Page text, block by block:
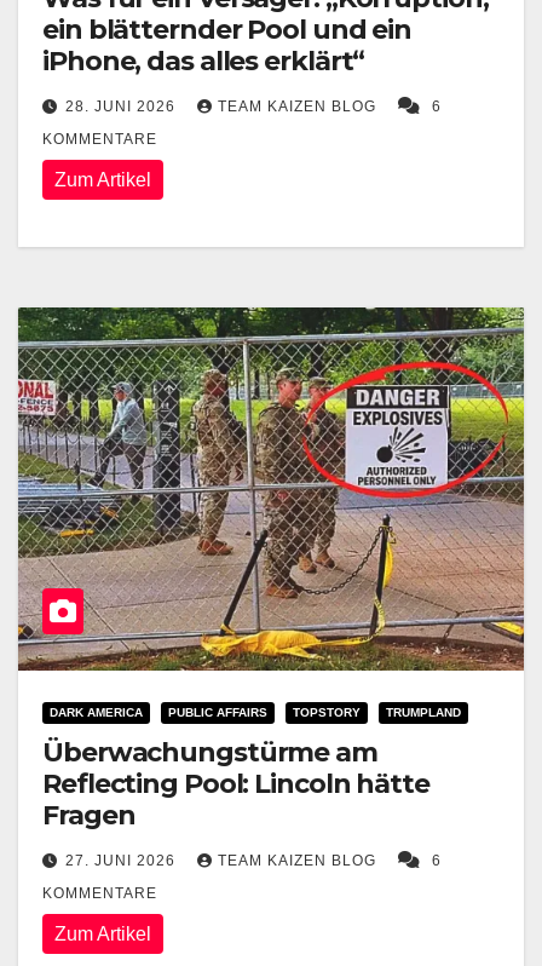
ein blätternder Pool und ein
iPhone, das alles erklärt“
28. JUNI 2026 TEAM KAIZEN BLOG
6
KOMMENTARE
Zum Artikel
DARK AMERICA PUBLIC AFFAIRS TOPSTORY TRUMPLAND
Überwachungstürme am
Reflecting Pool: Lincoln hätte
Fragen
27. JUNI 2026 TEAM KAIZEN BLOG
6
KOMMENTARE
Zum Artikel